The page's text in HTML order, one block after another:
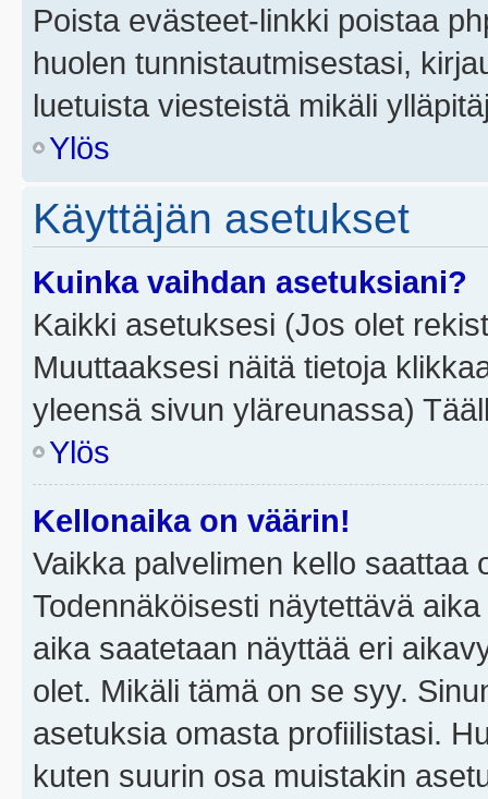
Poista evästeet-linkki poistaa
huolen tunnistautmisestasi,
luetuista viesteistä mikäli
Ylös
Käyttäjän asetukset
Kuinka vaihdan asetuksiani?
Kaikki asetuksesi (Jos olet
Muuttaaksesi näitä tietoja
yleensä sivun yläreunassa)
Ylös
Kellonaika on väärin!
Vaikka palvelimen kello saattaa
Todennäköisesti näytettävä
aika saatetaan näyttää eri
olet. Mikäli tämä on se syy.
asetuksia omasta profiilistasi.
kuten suurin osa muistakin